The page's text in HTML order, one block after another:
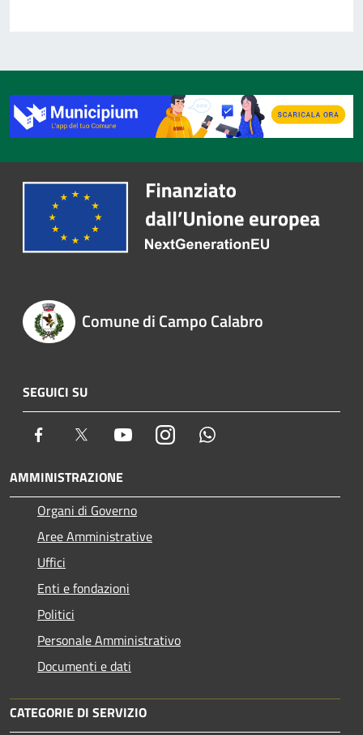
Comune di Campo Calabro
SEGUICI SU
Facebook Twitter YoutubeInstagram
AMMINISTRAZIONE
Organi di Governo
Aree Amministrative
Uffici
Enti e fondazioni
Politici
Personale Amministrativo
Documenti e dati
CATEGORIE DI SERVIZIO